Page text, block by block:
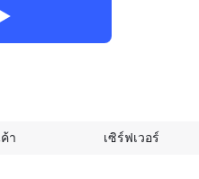
า เซิร์ฟเวอร์